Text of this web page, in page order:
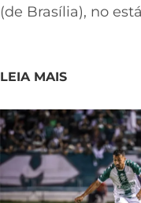
(de Brasília), no
LEIA MAIS